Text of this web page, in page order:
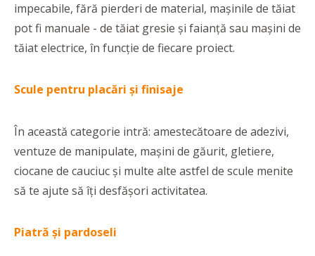
impecabile, fără pierderi de material, mașinile de tăiat
pot fi manuale - de tăiat gresie și faianță sau mașini de
tăiat electrice, în funcție de fiecare proiect.
Scule pentru placări și finisaje
În această categorie intră: amestecătoare de adezivi,
ventuze de manipulate, mașini de găurit, gletiere,
ciocane de cauciuc și multe alte astfel de scule menite
să te ajute să îți desfășori activitatea.
Piatră și pardoseli